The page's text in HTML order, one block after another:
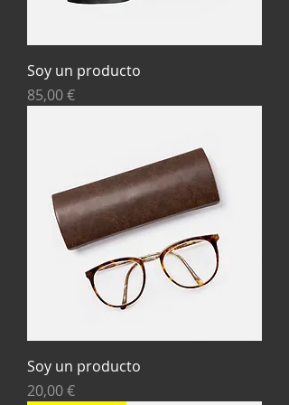
Soy un producto
Precio
85,00 €
Soy un producto
Precio
20,00 €